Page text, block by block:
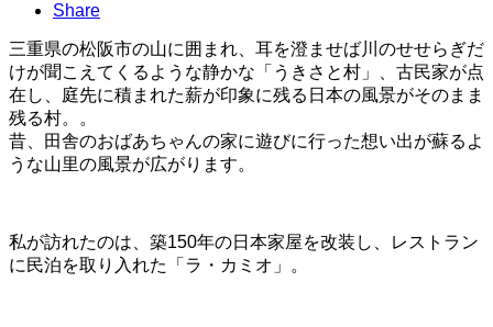
Share
三重県の松阪市の山に囲まれ、耳を澄ませば川のせせらぎだ
けが聞こえてくるような静かな「うきさと村」、古民家が点
在し、庭先に積まれた薪が印象に残る日本の風景がそのまま
残る村。。
昔、田舎のおばあちゃんの家に遊びに行った想い出が蘇るよ
うな山里の風景が広がります。
私が訪れたのは、築150年の日本家屋を改装し、レストラン
に民泊を取り入れた「ラ・カミオ」。